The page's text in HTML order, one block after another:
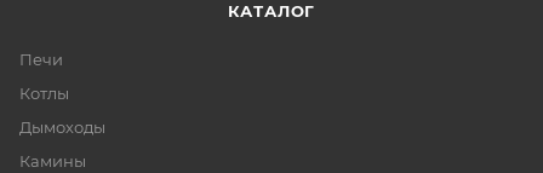
КАТАЛОГ
Печи
Котлы
Дымоходы
Камины